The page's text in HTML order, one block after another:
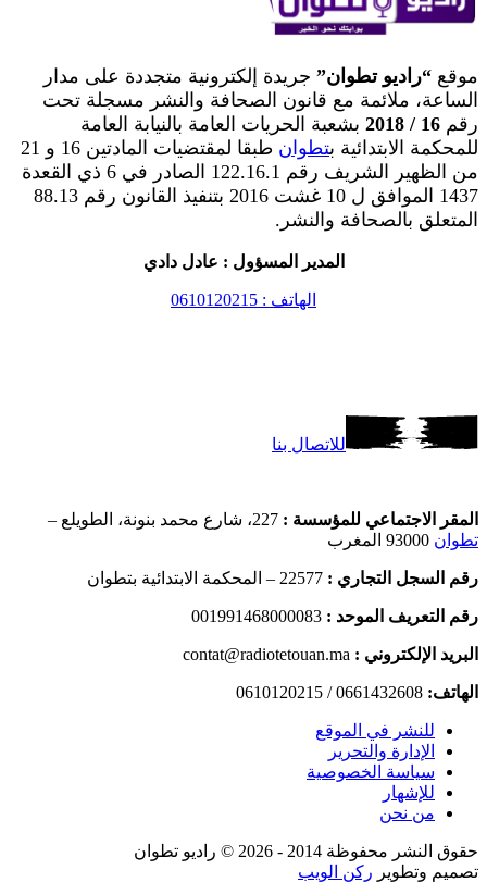
موقع “راديو تطوان” جريدة إلكترونية متجددة على مدار
الساعة، ملائمة مع قانون الصحافة والنشر مسجلة تحت
رقم 16 / 2018
بشعبة الحريات العامة بالنيابة العامة
للمحكمة الابتدائية بتطوان
طبقا لمقتضيات المادتين 16 و 21
من الظهير الشريف رقم 122.16.1 الصادر في 6 ذي القعدة
1437 الموافق ل 10 غشت 2016 بتنفيذ القانون رقم 88.13
المتعلق بالصحافة والنشر.
المدير المسؤول : عادل دادي
الهاتف : 0610120215
للاتصال بنا
المقر الاجتماعي للمؤسسة : 227، شارع محمد بنونة، الطويلع –
تطوان
رقم السجل التجاري : 22577 – المحكمة الابتدائية بتطوان
رقم التعريف الموحد : 001991468000083
البريد الإلكتروني : contat@radiotetouan.ma
الهاتف: 0661432608 / 0610120215
للنشر في الموقع
الإدارة والتحرير
سياسة الخصوصية
للإشهار
من نحن
حقوق النشر محفوظة 2014 - 2026 © راديو تطوان
تصميم وتطوير ركن الويب